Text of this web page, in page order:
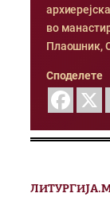
во
Плаошник,
Споделете